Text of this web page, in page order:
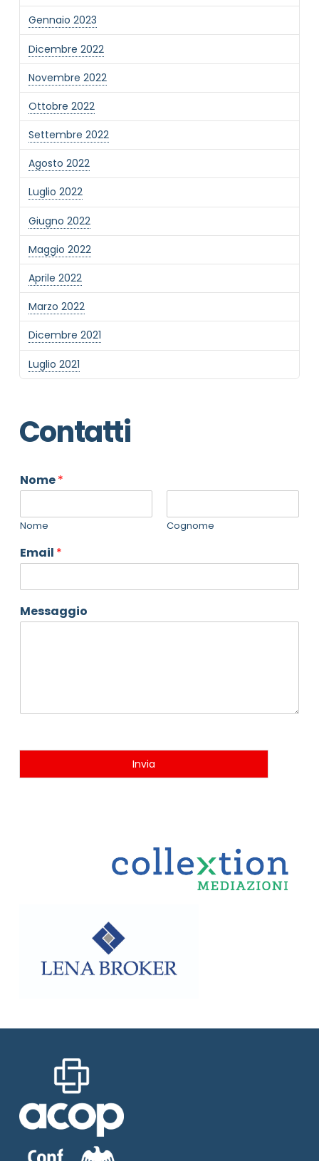
Gennaio 2023
Dicembre 2022
Novembre 2022
Ottobre 2022
Settembre 2022
Agosto 2022
Luglio 2022
Giugno 2022
Maggio 2022
Aprile 2022
Marzo 2022
Dicembre 2021
Luglio 2021
Contatti
Nome*
Nome Cognome
Email *
Messaggio
Invia